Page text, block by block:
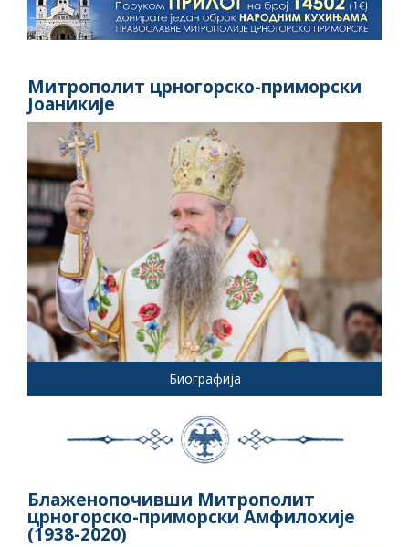
Митрополит црногорско-приморски
Јоаникије
Биографија
Блаженопочивши Митрополит
црногорско-приморски Амфилохије
(1938-2020)